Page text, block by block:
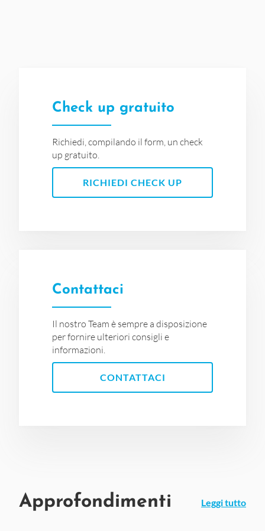
Check up gratuito
Richiedi, compilando il form, un check
up gratuito.
RICHIEDI CHECK UP
Contattaci
Il nostro Team è sempre a disposizione
per fornire ulteriori consigli e
informazioni.
CONTATTACI
Approfondimenti Leggi tutto